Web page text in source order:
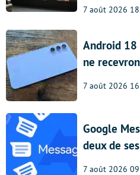
7 août 2026
Android 18
ne
7 août 2026
Google
deux de
7 août 2026